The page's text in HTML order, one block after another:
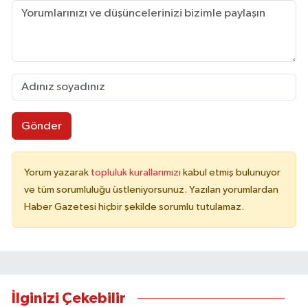
Gönder
Yorum yazarak topluluk kurallarımızı kabul etmiş bulunuyor
ve tüm sorumluluğu üstleniyorsunuz. Yazılan yorumlardan
Haber Gazetesi hiçbir şekilde sorumlu tutulamaz.
İlginizi Çekebilir